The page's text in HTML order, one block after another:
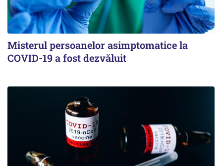
Misterul persoanelor asimptomatice la
COVID-19 a fost dezvăluit